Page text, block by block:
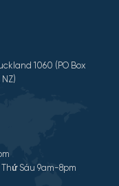
1060 (PO Box
Sáu 9am-8pm